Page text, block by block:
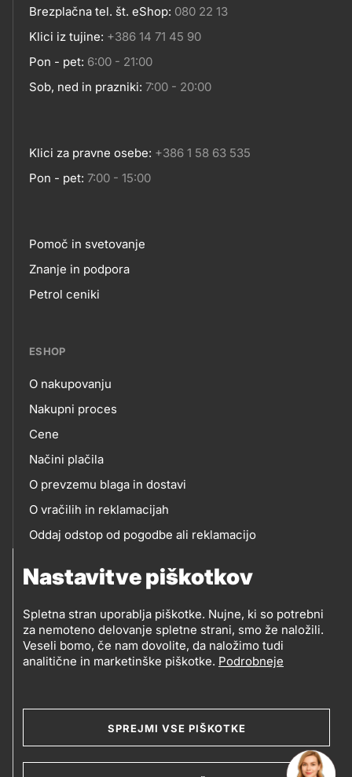
Nastavitve piškotkov
Spletna stran uporablja piškotke. Nujne, ki so potrebni
za nemoteno delovanje spletne strani, smo že naložili.
Veseli bomo, če nam dovolite, da naložimo tudi
analitične in marketinške piškotke. Podrobneje
SPREJMI VSE PIŠKOTKE
Kontakt
Brezplačna tel. št. eShop: 080 22 13
Klici iz tujine: +386 14 71 45 90
Pon - pet: 6:00 - 21:00
Sob, ned in prazniki: 7:00 - 20:00
Klici za pravne osebe: +386 1 58 63 535
Pon - pet: 7:00 - 15:00
Footer
links
Pomoč in svetovanje
Znanje in podpora
Petrol ceniki
ESHOP
eshop
O nakupovanju
Nakupni proces
Cene
Načini plačila
O prevzemu blaga in dostavi
O vračilih in reklamacijah
Oddaj odstop od pogodbe ali reklamacijo
(OEEO)
and
Varstvo zasebnosti in osebnih podatkov
Splošni pogoji poslovanja
Piškotki